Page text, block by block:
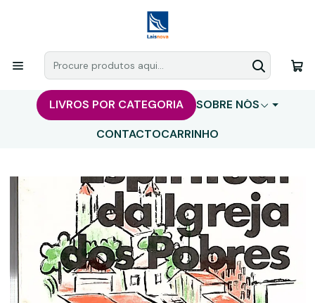
LIVROS POR CATEGORIA
SOBRE NÓS
CONTACTOCARRINHO